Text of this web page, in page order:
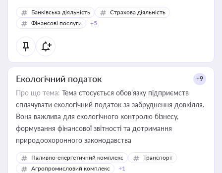
Банківська діяльність
Страхова діяльність
Фінансові послуги
+5
Екологічний податок +9
Про що тема: Тема стосується обов’язку підприємств
сплачувати екологічний податок за забруднення довкілля.
Вона важлива для екологічного контролю бізнесу,
формування фінансової звітності та дотримання
природоохоронного законодавства
Паливно-енергетичний комплекс
Транспорт
Агропромисловий комплекс
+1